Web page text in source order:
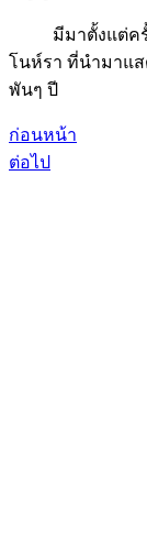
มีมาตั้งแต่ครั้ง
โนห์รา ที่นำมาแส
พันๆ ปี
ก่อนหน้า
ต่อไป